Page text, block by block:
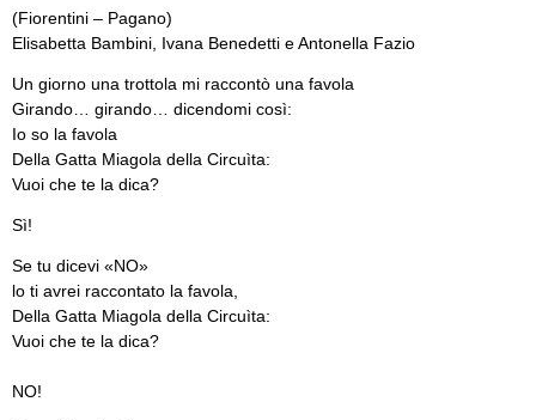
(Fiorentini – Pagano)
Elisabetta Bambini, Ivana Benedetti e Antonella Fazio
Un giorno una trottola mi raccontò una favola
Girando… girando… dicendomi così:
Io so la favola
Della Gatta Miagola della Circuìta:
Vuoi che te la dica?
Sì!
Se tu dicevi «NO»
lo ti avrei raccontato la favola,
Della Gatta Miagola della Circuìta:
Vuoi che te la dica?
NO!